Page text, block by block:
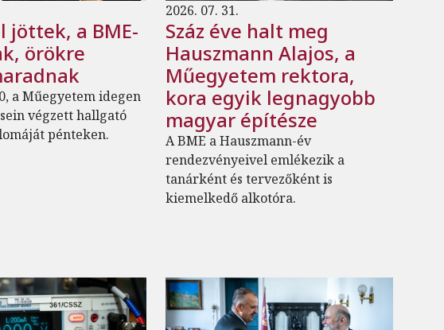
jöttek, a BME-
örökre
a Műegyetem idegen
végzett hallgató
pénteken.
2026. 07. 31.
Száz éve halt meg
Hauszmann Alajos, a
Műegyetem rektora,
kora egyik legnagyobb
magyar építésze
A BME a Hauszmann-év
rendezvényeivel emlékezik a
tanárként és tervezőként is
kiemelkedő alkotóra.